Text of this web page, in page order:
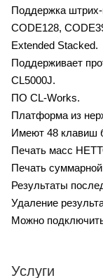
Поддержка
CODE128,
Extended Stacked.
Поддерживает
CL5000J.
ПО CL-Works.
Платформа из
Имеют 48 клавиш
Печать масс
Печать
Результаты
Удаление
Можно
Услуги